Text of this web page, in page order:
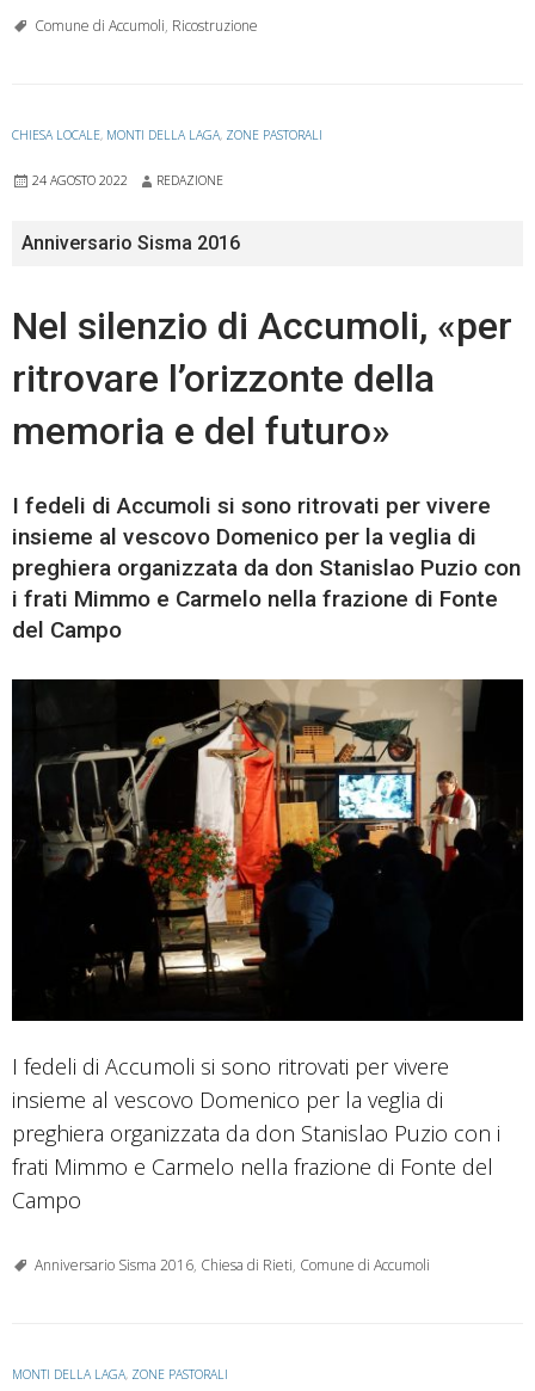
Comune di Accumoli, Ricostruzione
CHIESA LOCALE, MONTI DELLA LAGA, ZONE PASTORALI
24 AGOSTO 2022 REDAZIONE
Anniversario Sisma 2016
Nel silenzio di Accumoli, «per
ritrovare l’orizzonte della
memoria e del futuro»
I fedeli di Accumoli si sono ritrovati per vivere
insieme al vescovo Domenico per la veglia di
preghiera organizzata da don Stanislao Puzio con
i frati Mimmo e Carmelo nella frazione di Fonte
del Campo
I fedeli di Accumoli si sono ritrovati per vivere
insieme al vescovo Domenico per la veglia di
preghiera organizzata da don Stanislao Puzio con i
frati Mimmo e Carmelo nella frazione di Fonte del
Campo
Anniversario Sisma 2016, Chiesa di Rieti, Comune di Accumoli
MONTI DELLA LAGA, ZONE PASTORALI